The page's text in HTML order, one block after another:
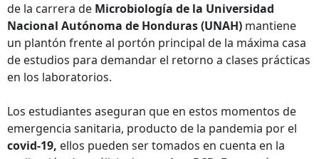
de la carrera de Microbiología de la Universidad
Nacional Autónoma de Honduras (UNAH) mantiene
un plantón frente al portón principal de la máxima casa
de estudios para demandar el retorno a clases prácticas
en los laboratorios.
Los estudiantes aseguran que en estos momentos de
emergencia sanitaria, producto de la pandemia por el
covid-19, ellos pueden ser tomados en cuenta en la